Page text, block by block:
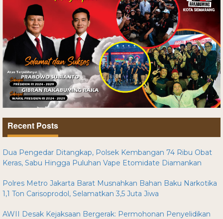
Recent Posts
Dua Pengedar Ditangkap, Polsek Kembangan 74 Ribu Obat
Keras, Sabu Hingga Puluhan Vape Etomidate Diamankan
Polres Metro Jakarta Barat Musnahkan Bahan Baku Narkotika
1,1 Ton Carisoprodol, Selamatkan 3,5 Juta Jiwa
AWII Desak Kejaksaan Bergerak: Permohonan Penyelidikan